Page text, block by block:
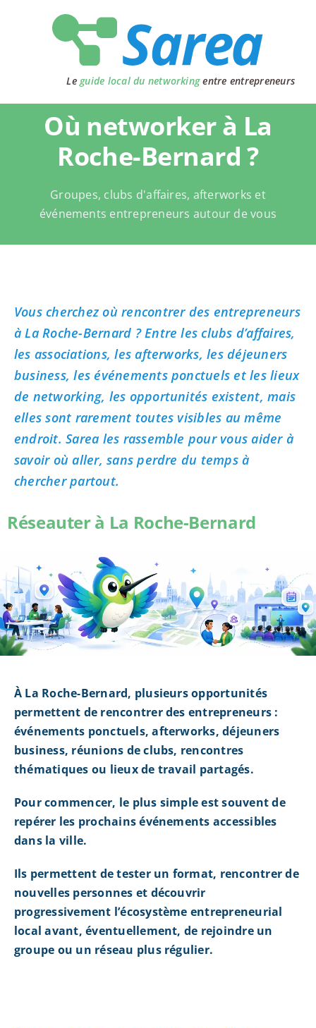
Le guide local du networkingentre entrepreneurs
Où networker à La
Roche-Bernard ?
Groupes, clubs d'affaires, afterworks et
événements entrepreneurs autour de vous
Vous cherchez où rencontrer des entrepreneurs
à La Roche-Bernard ? Entre les clubs d’affaires,
les associations, les afterworks, les déjeuners
business, les événements ponctuels et les lieux
de networking, les opportunités existent, mais
elles sont rarement toutes visibles au même
endroit. Sarea les rassemble pour vous aider à
savoir où aller, sans perdre du temps à
chercher partout.
Réseauter à La Roche-Bernard
À La Roche-Bernard, plusieurs opportunités
permettent de rencontrer des entrepreneurs :
événements ponctuels, afterworks, déjeuners
business, réunions de clubs, rencontres
thématiques ou lieux de travail partagés.
Pour commencer, le plus simple est souvent de
repérer les prochains événements accessibles
dans la ville.
Ils permettent de tester un format, rencontrer de
nouvelles personnes et découvrir
progressivement l’écosystème entrepreneurial
local avant, éventuellement, de rejoindre un
groupe ou un réseau plus régulier.